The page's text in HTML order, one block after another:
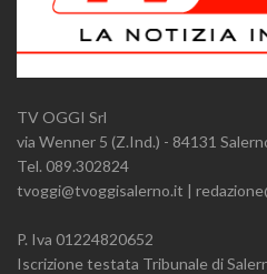
TV OGGI Srl
via Wenner 5 (Z.Ind.) - 84131
Tel. 089.302824
tvoggi@tvoggisalerno.it |
P. Iva 01224820652
Iscrizione testata Tribunale di